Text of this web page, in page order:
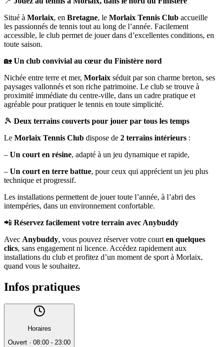
Situé à Morlaix, en Bretagne, le Morlaix Tennis Club accueille
les passionnés de tennis tout au long de l’année. Facilement
accessible, le club permet de jouer dans d’excellentes conditions, en
toute saison.
🏡 Un club convivial au cœur du Finistère nord
Nichée entre terre et mer, Morlaix séduit par son charme breton, ses
paysages vallonnés et son riche patrimoine. Le club se trouve à
proximité immédiate du centre-ville, dans un cadre pratique et
agréable pour pratiquer le tennis en toute simplicité.
🎾 Deux terrains couverts pour jouer par tous les temps
Le Morlaix Tennis Club dispose de 2 terrains intérieurs :
– Un court en résine, adapté à un jeu dynamique et rapide,
– Un court en terre battue, pour ceux qui apprécient un jeu plus
technique et progressif.
Les installations permettent de jouer toute l’année, à l’abri des
intempéries, dans un environnement confortable.
📲 Réservez facilement votre terrain avec Anybuddy
Avec Anybuddy, vous pouvez réserver votre court en quelques
clics, sans engagement ni licence. Accédez rapidement aux
installations du club et profitez d’un moment de sport à Morlaix,
quand vous le souhaitez.
Infos pratiques
Horaires
Ouvert · 08:00 - 23:00